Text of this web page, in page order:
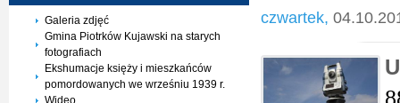
Galeria zdjęć
Gmina Piotrków Kujawski na starych
fotografiach
Ekshumacje księży i mieszkańców
pomordowanych we wrześniu 1939 r.
Wideo
czwartek,